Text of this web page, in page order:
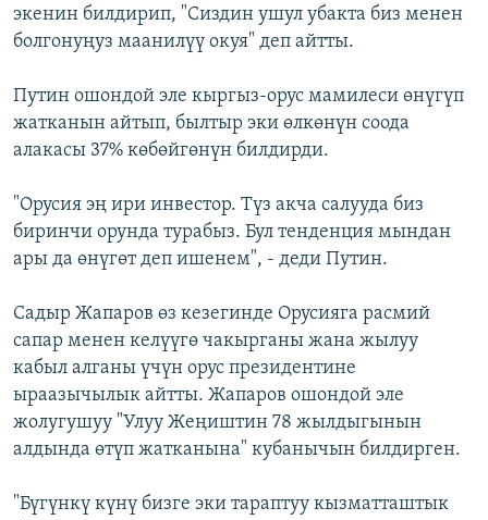
экенин билдирип, "Сиздин ушул убакта биз менен
болгонуңуз маанилүү окуя" деп айтты.
Путин ошондой эле кыргыз-орус мамилеси өнүгүп
жатканын айтып, былтыр эки өлкөнүн соода
алакасы 37% көбөйгөнүн билдирди.
"Орусия эң ири инвестор. Түз акча салууда биз
биринчи орунда турабыз. Бул тенденция мындан
ары да өнүгөт деп ишенем", - деди Путин.
Садыр Жапаров өз кезегинде Орусияга расмий
сапар менен келүүгө чакырганы жана жылуу
кабыл алганы үчүн орус президентине
ыраазычылык айтты. Жапаров ошондой эле
жолугушуу "Улуу Жеңиштин 78 жылдыгынын
алдында өтүп жатканына" кубанычын билдирген.
"Бүгүнкү күнү бизге эки тараптуу кызматташтык